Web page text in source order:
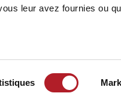
leur avez fournies ou